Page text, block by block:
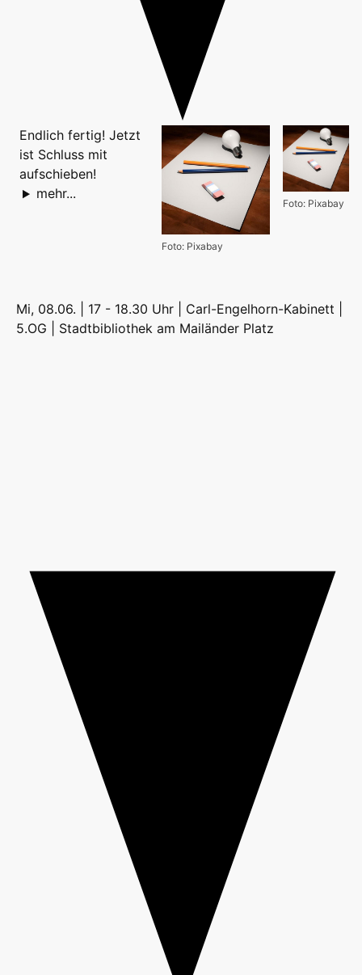
Foto: Pixabay
Foto: Pixabay
Endlich fertig! Jetzt
ist Schluss mit
aufschieben!
mehr...
Mi, 08.06. | 17 - 18.30 Uhr | Carl-Engelhorn-Kabinett |
5.OG | Stadtbibliothek am Mailänder Platz